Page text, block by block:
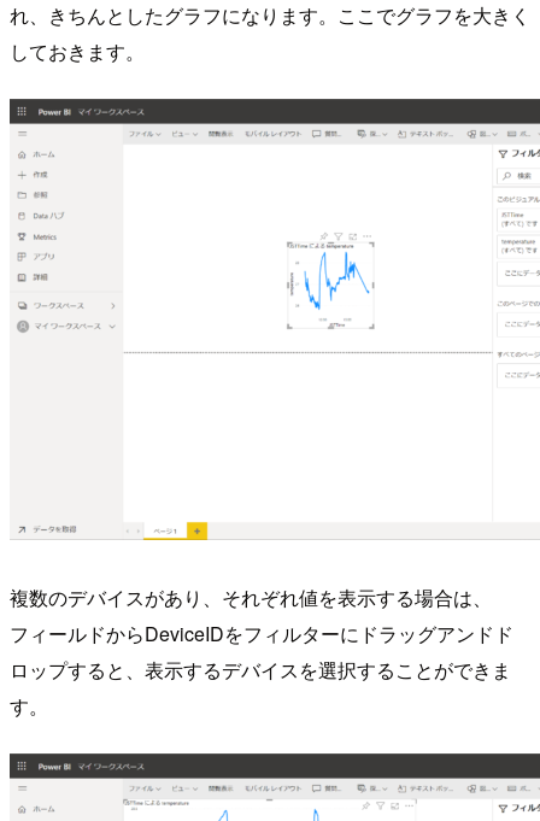
れ、きちんとしたグラフになります。ここでグラフを大きく
しておきます。
複数のデバイスがあり、それぞれ値を表示する場合は、
フィールドからDeviceIDをフィルターにドラッグアンドド
ロップすると、表示するデバイスを選択することができま
す。